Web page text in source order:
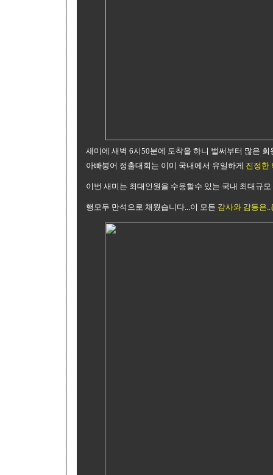
새미에 새벽 6시50분에 도착을 하니 벌써부터 많은
아빠붕어 정출대회는 이미 국내에서 유일하게 진정한
이번 새미는 최대인원을 수용할수 있는 국내 최대규
행모두 만석으로 채웠습니다...이 모든 감사와 감동은